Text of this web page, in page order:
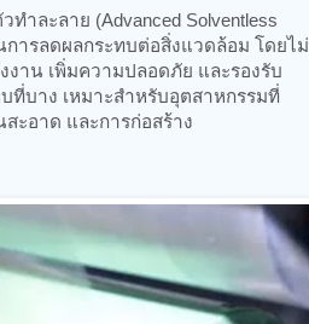
ละลาย (Advanced Solventless
การลดผลกระทบต่อสิ่งแวดล้อม โดยไม่
าน เพิ่มความปลอดภัย และรองรับ
ที่บาง เหมาะสำหรับอุตสาหกรรมที่
ะอาด และการก่อสร้าง